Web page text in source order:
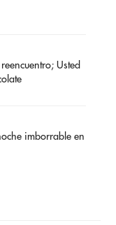
Usted
imborrable en